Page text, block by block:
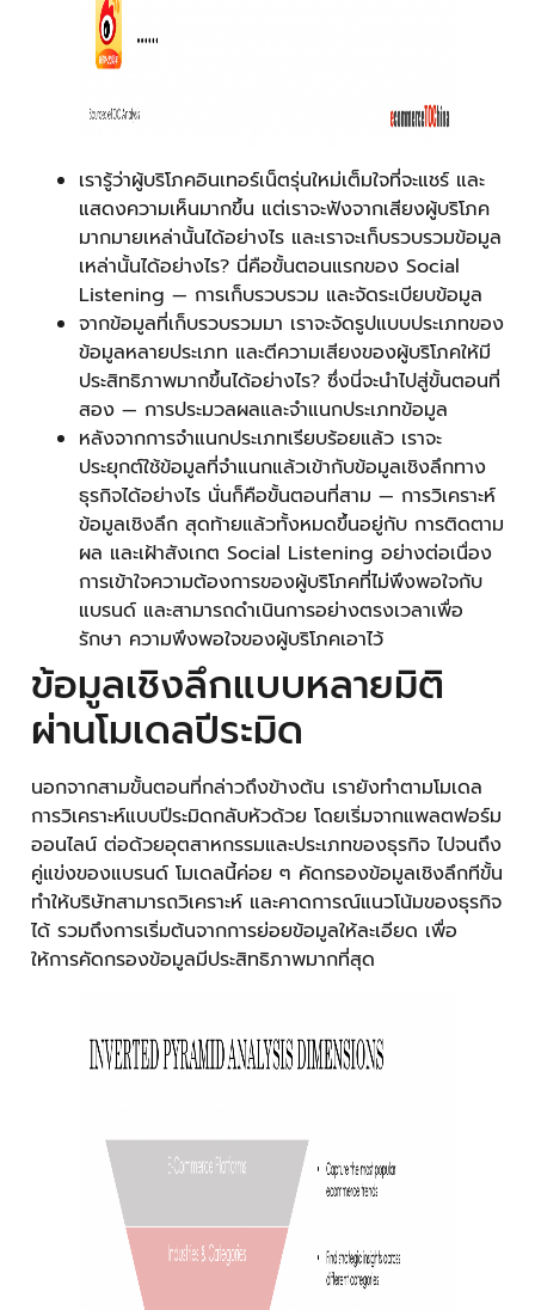
เรารู้ว่าผู้บริโภคอินเทอร์เน็ตรุ่นใหม่เต็มใจที่จะแชร์ และ
แสดงความเห็นมากขึ้น แต่เราจะฟังจากเสียงผู้บริโภค
มากมายเหล่านั้นได้อย่างไร และเราจะเก็บรวบรวมข้อมูล
เหล่านั้นได้อย่างไร? นี่คือขั้นตอนแรกของ Social
Listening — การเก็บรวบรวม และจัดระเบียบข้อมูล
จากข้อมูลที่เก็บรวบรวมมา เราจะจัดรูปแบบประเภทของ
ข้อมูลหลายประเภท และตีความเสียงของผู้บริโภคให้มี
ประสิทธิภาพมากขึ้นได้อย่างไร? ซึ่งนี่จะนำไปสู่ขั้นตอนที่
สอง — การประมวลผลและจำแนกประเภทข้อมูล
หลังจากการจำแนกประเภทเรียบร้อยแล้ว เราจะ
ประยุกต์ใช้ข้อมูลที่จำแนกแล้วเข้ากับข้อมูลเชิงลึกทาง
ธุรกิจได้อย่างไร นั่นก็คือขั้นตอนที่สาม — การวิเคราะห์
ข้อมูลเชิงลึก สุดท้ายแล้วทั้งหมดขึ้นอยู่กับ การติดตาม
ผล และเฝ้าสังเกต Social Listening อย่างต่อเนื่อง
การเข้าใจความต้องการของผู้บริโภคที่ไม่พึงพอใจกับ
แบรนด์ และสามารถดำเนินการอย่างตรงเวลาเพื่อ
รักษา ความพึงพอใจของผู้บริโภคเอาไว้
ข้อมูลเชิงลึกแบบหลายมิติ
ผ่านโมเดลปีระมิด
นอกจากสามขั้นตอนที่กล่าวถึงข้างต้น เรายังทำตามโมเดล
การวิเคราะห์แบบปีระมิดกลับหัวด้วย โดยเริ่มจากแพลตฟอร์ม
ออนไลน์ ต่อด้วยอุตสาหกรรมและประเภทของธุรกิจ ไปจนถึง
คู่แข่งของแบรนด์ โมเดลนี้ค่อย ๆ คัดกรองข้อมูลเชิงลึกทีขั้น
ทำให้บริษัทสามารถวิเคราะห์ และคาดการณ์แนวโน้มของธุรกิจ
ได้ รวมถึงการเริ่มต้นจากการย่อยข้อมูลให้ละเอียด เพื่อ
ให้การคัดกรองข้อมูลมีประสิทธิภาพมากที่สุด